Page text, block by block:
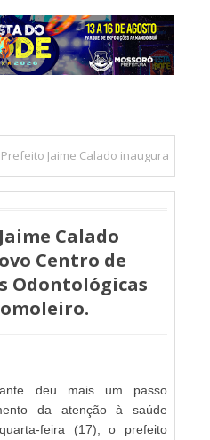
Jaime Calado inaugura
Odontológicas em
Calado
Centro de
Odontológicas
deu mais um passo
da atenção à saúde
feira (17), o prefeito